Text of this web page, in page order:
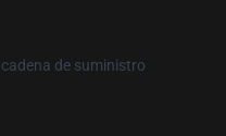
de suministro